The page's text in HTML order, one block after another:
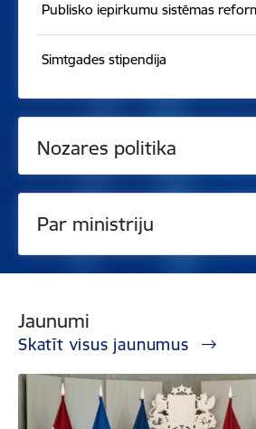
Publisko iepirkumu sistēmas
Simtgades stipendija
Nozares politika
Par ministriju
Jaunumi
Skatīt visus jaunumus